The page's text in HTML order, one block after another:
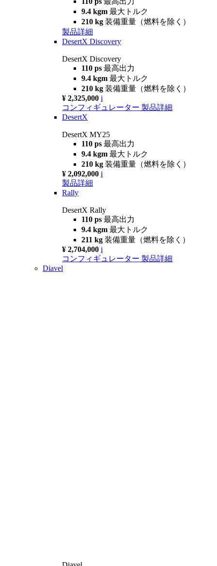
9.4 kgm 最大トルク
210 kg 装備重量（燃料を除く）
製品詳細
DesertX Discovery
DesertX Discovery
110 ps 最高出力
9.4 kgm 最大トルク
210 kg 装備重量（燃料を除く）
¥ 2,325,000 i
コンフィギュレーター 製品詳細
DesertX
DesertX MY25
110 ps 最高出力
9.4 kgm 最大トルク
210 kg 装備重量（燃料を除く）
¥ 2,092,000 i
製品詳細
Rally
DesertX Rally
110 ps 最高出力
9.4 kgm 最大トルク
211 kg 装備重量（燃料を除く）
¥ 2,704,000 i
コンフィギュレーター 製品詳細
Diavel